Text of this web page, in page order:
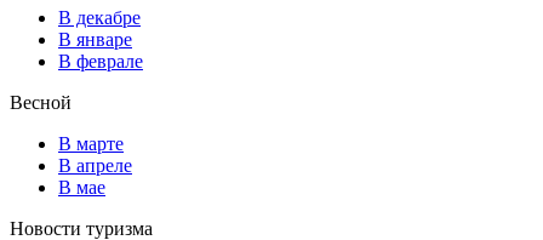
В декабре
В январе
В феврале
Весной
В марте
В апреле
В мае
Новости туризма